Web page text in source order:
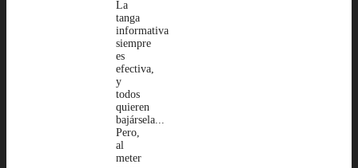
La
tanga
informativa
siempre
es
efectiva,
y
todos
quieren
bajársela...
Pero,
al
meter